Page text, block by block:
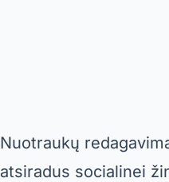
Nuotraukų
atsiradus socialinei